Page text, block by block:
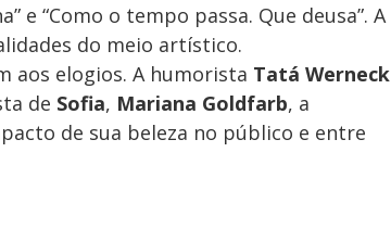
e “Como o tempo passa. Que deusa”. A
do meio artístico.
aos elogios. A humorista Tatá Werneck
de Sofia, Mariana Goldfarb, a
de sua beleza no público e entre